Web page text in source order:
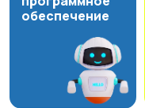
Книги и журналы
обеспечение